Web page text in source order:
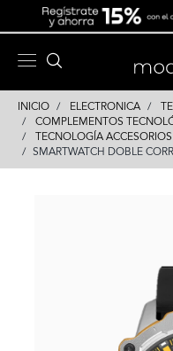
INICIO ELECTRONICA
COMPLEMENTOS
TECNOLOGÍA
SMARTWATCH DOBLE